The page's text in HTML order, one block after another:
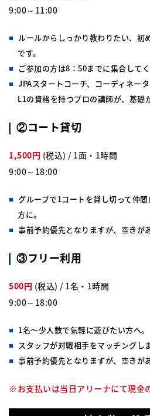
9:00～11:00
ルールからしっかり教わりたい、初
です。
ご参加の方は8：50までに集合してく
JPAスタートコーチ、コーディネー
L1の資格を持つプロの講師が、基礎
②コート貸切
1,500円 (税込) / 1面・1時間
9:00～18:00
グループで1コートを貸し切って仲
方に。
事前予約優先となりますが、空きが
③フリー利用
500円 (税込) / 1名・1時間
9:00～18:00
1名〜少人数で気軽に遊びたい方へ。
スタッフが対戦相手をマッチングしま
事前予約優先となりますが、空きが
※お支払いは当日アリーナにて現金